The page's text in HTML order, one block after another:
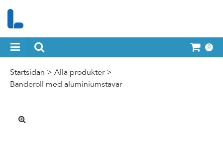
0
Startsidan > Alla produkter>
Banderoll med aluminiumstavar